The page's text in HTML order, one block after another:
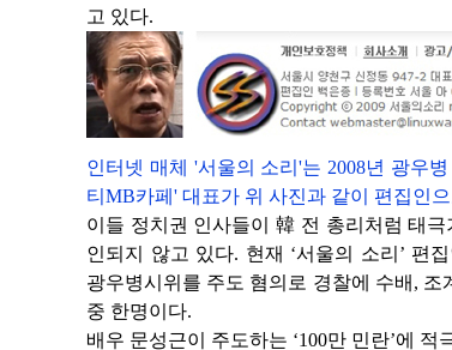
고 있다.
인터넷 매체 '서울의 소리'는 2008년 광우
티MB카페' 대표가 위 사진과 같이 편집인
이들 정치권 인사들이 韓 전 총리처럼 태
인되지 않고 있다. 현재 ‘서울의 소리’ 편
광우병시위를 주도 혐의로 경찰에 수배, 조
중 한명이다.
배우 문성근이 주도하는 ‘100만 민란’에